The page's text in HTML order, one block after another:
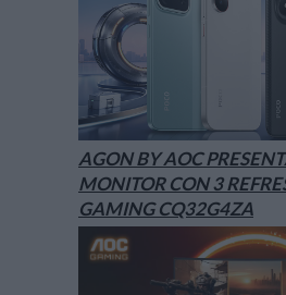
AGON BY AOC
MONITOR CON 3
GAMING CQ32G4ZA